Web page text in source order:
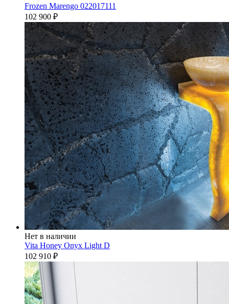
Frozen Marengo 022017111
102 900 ₽
Нет в наличии
Vita Honey Onyx Light D
102 910 ₽